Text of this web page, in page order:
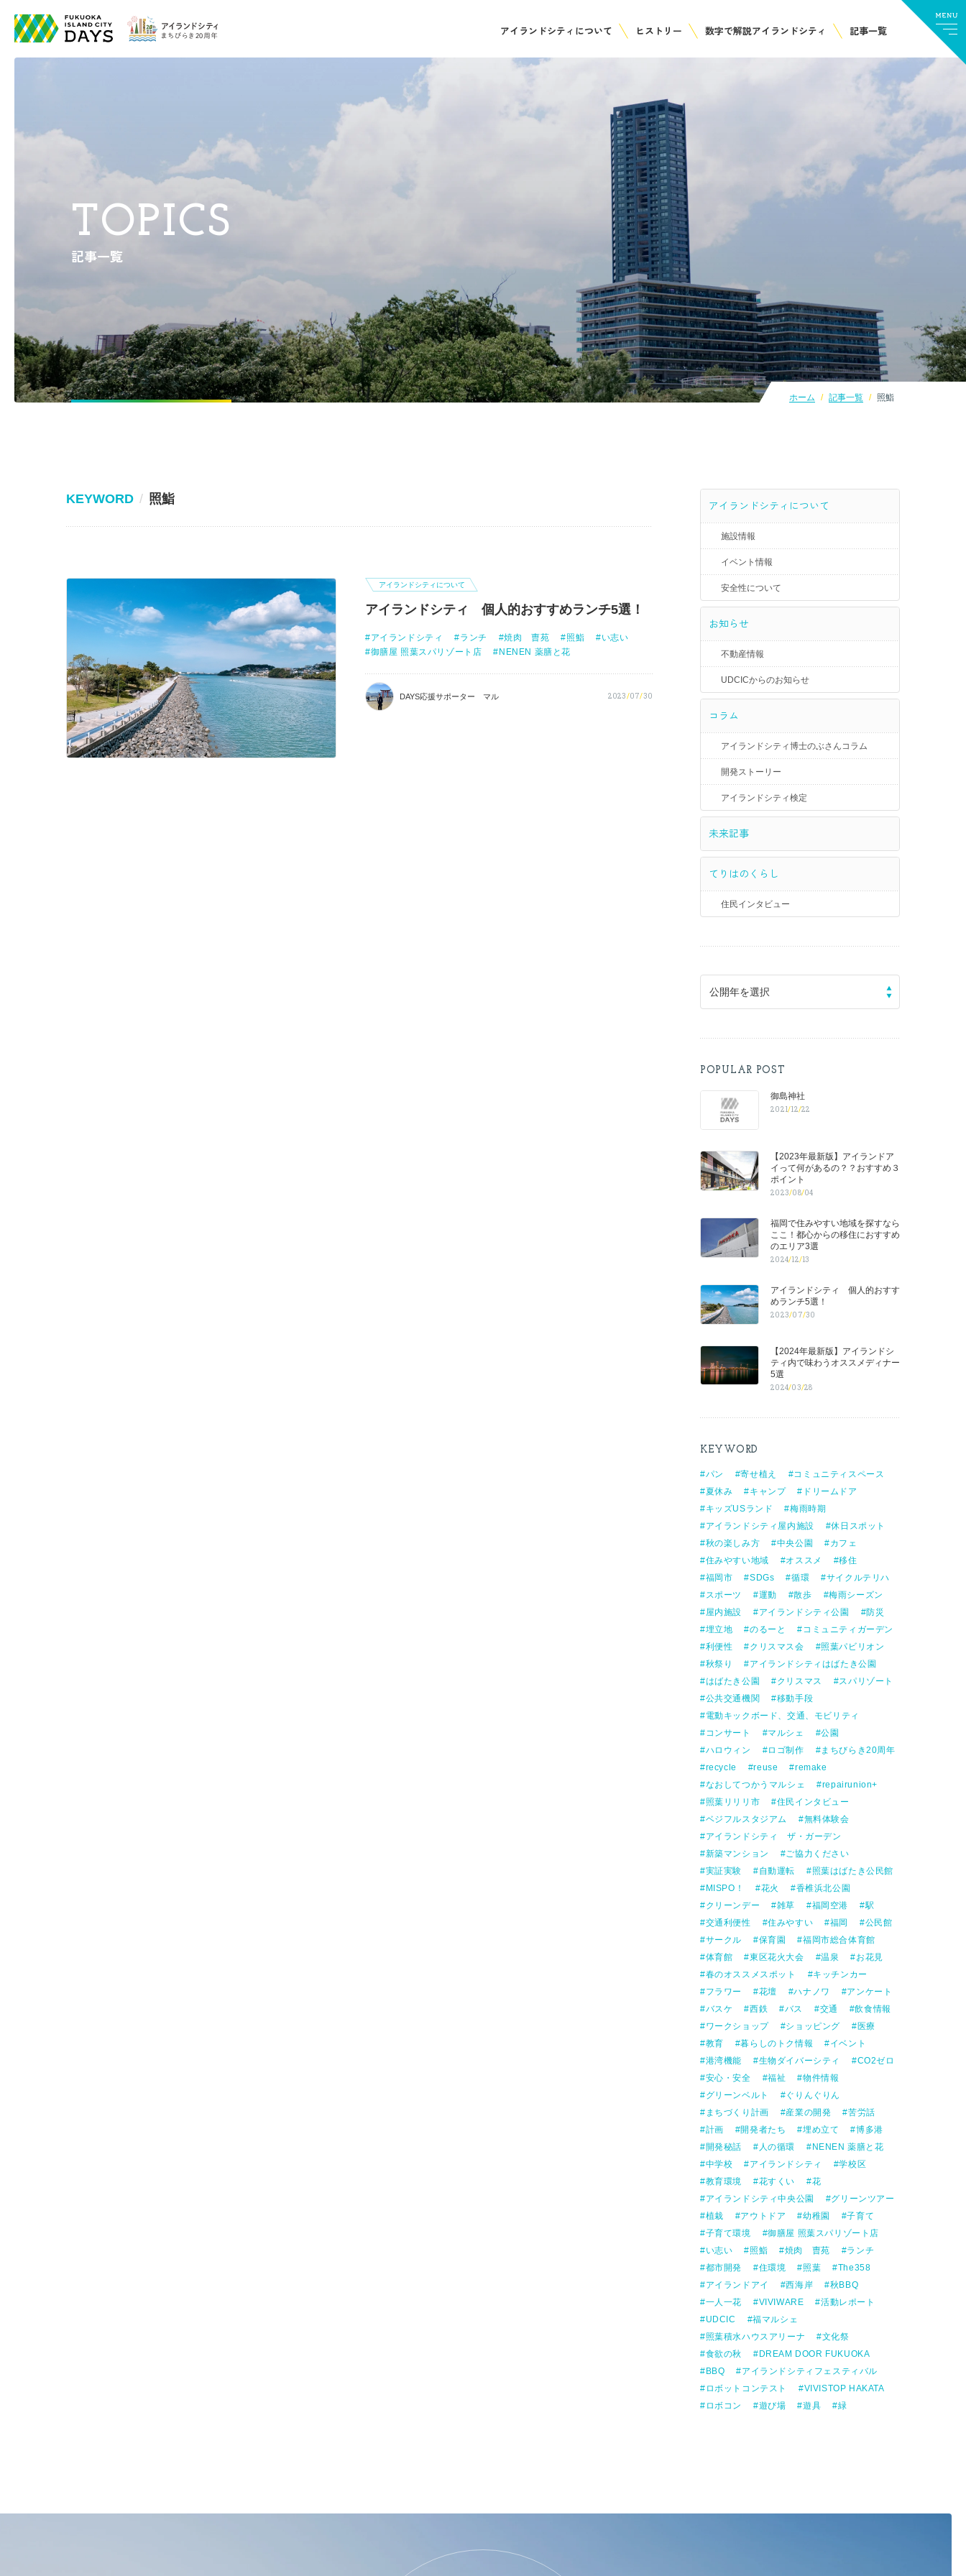
アイランドシティについて ヒストリー 数字で解説アイランドシティ 記事一覧
TOPICS
記事一覧
ホーム 記事一覧 照鮨
アイランドシティについて
施設情報
イベント情報
安全性について
お知らせ
不動産情報
UDCICからのお知らせ
コラム
アイランドシティ博士のぶさんコラム
開発ストーリー
アイランドシティ検定
未来記事
てりはのくらし
住民インタビュー
公開年を選択
POPULAR POST
御島神社
2021/12/22
【2023年最新版】アイランドア
イって何があるの？？おすすめ３
ポイント
2023/08/04
福岡で住みやすい地域を探すなら
ここ！都心からの移住におすすめ
のエリア3選
2024/12/13
アイランドシティ 個人的おすす
めランチ5選！
2023/07/30
【2024年最新版】アイランドシ
ティ内で味わうオススメディナー
5選
2024/03/28
KEYWORD
パン 寄せ植え
コミュニティスペース
夏休み
キャンプ
ドリームドア
キッズUSランド
梅雨時期
アイランドシティ屋内施設
休日スポット
秋の楽しみ方
中央公園
カフェ
住みやすい地域
オススメ
移住
福岡市
SDGs 循環
サイクルテリハ
スポーツ
運動 散歩
梅雨シーズン
屋内施設
アイランドシティ公園
防災
埋立地
のるーと
コミュニティガーデン
利便性
クリスマス会
照葉パビリオン
秋祭り
アイランドシティはばたき公園
はばたき公園
クリスマス
スパリゾート
公共交通機関
移動手段
電動キックボード、交通、モビリティ
コンサート
マルシェ
公園
ハロウィン
ロゴ制作
まちびらき20周年
recycle
reuse
remake
なおしてつかうマルシェ
repairunion+
照葉リリリ市
住民インタビュー
ベジフルスタジアム
無料体験会
アイランドシティ ザ・ガーデン
新築マンション
ご協力ください
実証実験
自動運転
照葉はばたき公民館
MISPO！
花火
香椎浜北公園
クリーンデー
雑草 福岡空港
駅
交通利便性
住みやすい 福岡
公民館
サークル
保育園
福岡市総合体育館
体育館
東区花火大会 温泉
お花見
春のオススメスポット
キッチンカー
フラワー
花壇 ハナノワ
アンケート
バスケ
西鉄 バス 交通
飲食情報
ワークショップ
ショッピング
医療
教育
暮らしのトク情報
イベント
港湾機能
生物ダイバーシティ
CO2ゼロ
安心・安全
福祉
物件情報
グリーンベルト
ぐりんぐりん
まちづくり計画
産業の開発
苦労話
計画
開発者たち 埋め立て
博多港
開発秘話
人の循環
NENEN 薬膳と花
中学校
アイランドシティ
学校区
教育環境
花すくい
花
アイランドシティ中央公園
グリーンツアー
植栽
アウトドア 幼稚園
子育て
子育て環境
御膳屋 照葉スパリゾート店
い志い
照鮨 焼肉 曺苑
ランチ
都市開発
住環境 照葉
The358
アイランドアイ
西海岸
秋BBQ
一人一花
VIVIWARE
活動レポート
UDCIC
福マルシェ
照葉積水ハウスアリーナ
文化祭
食欲の秋
DREAM DOOR FUKUOKA
BBQ
アイランドシティフェスティバル
ロボットコンテスト
VIVISTOP HAKATA
ロボコン
遊び場 遊具 緑
KEYWORD 照鮨
アイランドシティについて
アイランドシティ 個人的おすすめランチ5選！
アイランドシティ ランチ 焼肉 曺苑 照鮨
い志い
御膳屋 照葉スパリゾート店
NENEN 薬膳と花
DAYS応援サポーター マル 2023/07/30